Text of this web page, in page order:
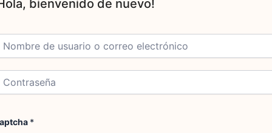
*